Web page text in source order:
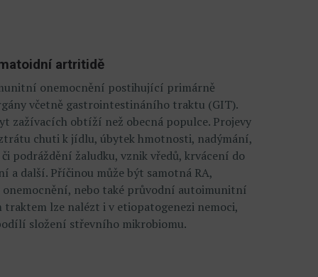
artritidě
onemocnění postihující primárně
včetně gastrointestináního traktu (GIT).
zažívacích obtíží než obecná populce. Projevy
chuti k jídlu, úbytek hmotnosti, nadýmání,
podráždění žaludku, vznik vředů, krvácení do
další. Příčinou může být samotná RA,
onemocnění, nebo také průvodní autoimunitní
traktem lze nalézt i v etiopatogenezi nemoci,
složení střevního mikrobiomu.